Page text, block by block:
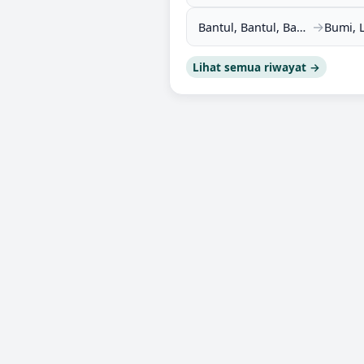
Bantul, Bantul, Bantul, DI Yogyakarta (55711) →
Lihat semua riwayat →